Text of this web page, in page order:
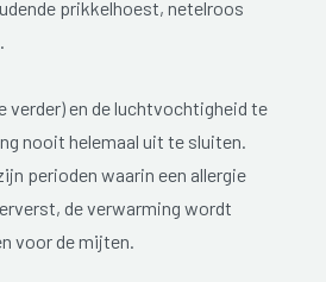
prikkelhoest, netelroos
verder) en de luchtvochtigheid te
nooit helemaal uit te sluiten.
perioden waarin een allergie
de verwarming wordt
voor de mijten.